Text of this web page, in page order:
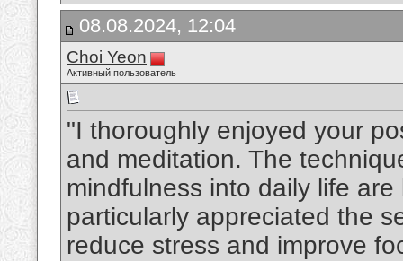
08.08.2024, 12:04
Choi Yeon
Активный пользователь
"I thoroughly enjoyed your
and meditation. The
mindfulness into daily life
particularly appreciated the
reduce stress and improve